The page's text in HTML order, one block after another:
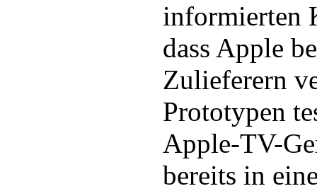
informierten
dass Apple
Zulieferern
Prototypen
Apple-TV-
bereits in